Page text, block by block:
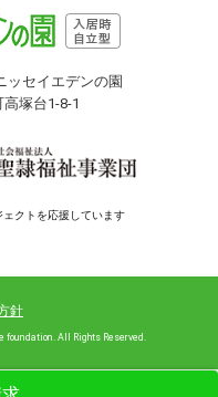
ッセイエデンの園
塚台1-8-1
クトを応援しています
針
foundation. All Rights Reserved.